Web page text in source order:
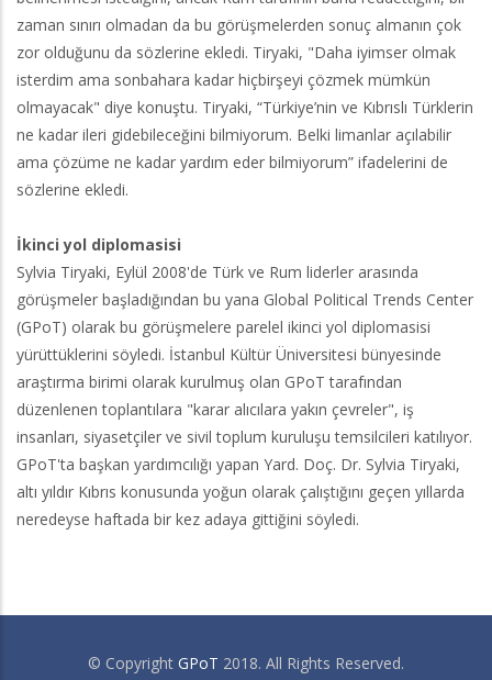
zaman sınırı olmadan da bu görüşmelerden sonuç almanın çok
zor olduğunu da sözlerine ekledi. Tiryaki, "Daha iyimser olmak
isterdim ama sonbahara kadar hiçbirşeyi çözmek mümkün
olmayacak" diye konuştu. Tiryaki, “Türkiye’nin ve Kıbrıslı Türklerin
ne kadar ileri gidebileceğini bilmiyorum. Belki limanlar açılabilir
ama çözüme ne kadar yardım eder bilmiyorum” ifadelerini de
sözlerine ekledi.
İkinci yol diplomasisi
Sylvia Tiryaki, Eylül 2008'de Türk ve Rum liderler arasında
görüşmeler başladığından bu yana Global Political Trends Center
(GPoT) olarak bu görüşmelere parelel ikinci yol diplomasisi
yürüttüklerini söyledi. İstanbul Kültür Üniversitesi bünyesinde
araştırma birimi olarak kurulmuş olan GPoT tarafından
düzenlenen toplantılara "karar alıcılara yakın çevreler", iş
insanları, siyasetçiler ve sivil toplum kuruluşu temsilcileri katılıyor.
GPoT'ta başkan yardımcılığı yapan Yard. Doç. Dr. Sylvia Tiryaki,
altı yıldır Kıbrıs konusunda yoğun olarak çalıştığını geçen yıllarda
neredeyse haftada bir kez adaya gittiğini söyledi.
© Copyright GPoT 2018. All Rights Reserved.